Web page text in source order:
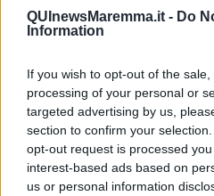
QUInewsMaremma.it - Do
Information
If you wish to opt-out of the
processing of your personal or
targeted advertising by us,
section to confirm your
opt-out request is processed
interest-based ads based on
us or personal information
TOSCANA —Pesca toscana in
estremi, concondizioni del mare
Andrea Bartoli che accende i
si protrae da settimane per non
“Per il settore pescai danni sono
mareggiataci ha creato problemi.
non riusciamo più a lavorare: le
la produzione è azzerata. Le